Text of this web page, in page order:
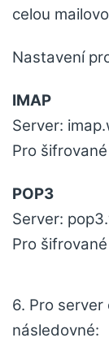
celou
Nastavení
IMAP
Server:
Pro
POP3
Server:
Pro
6. Pro
následovné: